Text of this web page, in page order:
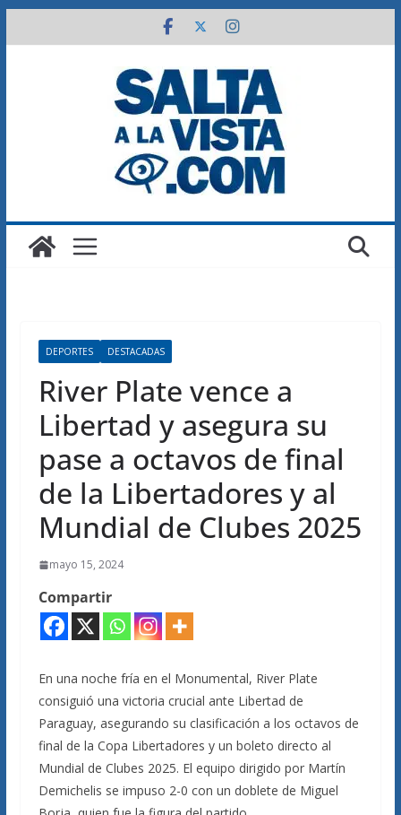
al
DEPORTES DESTACADAS
River Plate vence a
Libertad y asegura su
pase a octavos de final
de la Libertadores y al
Mundial de Clubes 2025
mayo 15, 2024
Compartir
En una noche fría en el Monumental, River Plate
consiguió una victoria crucial ante Libertad de
Paraguay, asegurando su clasificación a los octavos de
final de la Copa Libertadores y un boleto directo al
Mundial de Clubes 2025. El equipo dirigido por Martín
Demichelis se impuso 2-0 con un doblete de Miguel